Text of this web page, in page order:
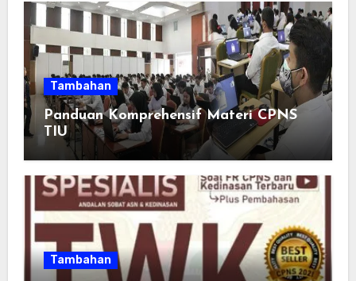
Tambahan
Panduan Komprehensif Materi CPNS
TIU
Tambahan